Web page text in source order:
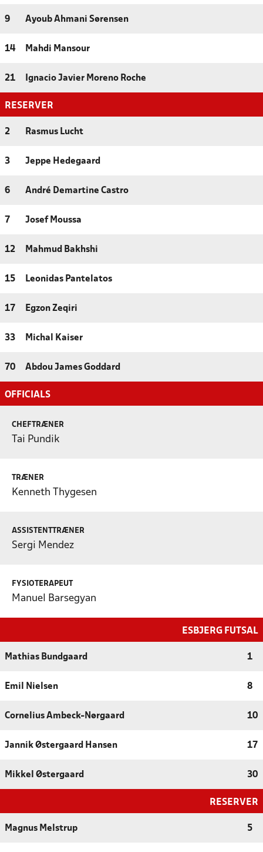
9 Ayoub Ahmani Sørensen
14 Mahdi Mansour
21 Ignacio Javier Moreno Roche
RESERVER
2 Rasmus Lucht
3 Jeppe Hedegaard
6 André Demartine Castro
7 Josef Moussa
12 Mahmud Bakhshi
15 Leonidas Pantelatos
17 Egzon Zeqiri
33 Michal Kaiser
70 Abdou James Goddard
OFFICIALS
CHEFTRÆNER
Tai Pundik
TRÆNER
Kenneth Thygesen
ASSISTENTTRÆNER
Sergi Mendez
FYSIOTERAPEUT
Manuel Barsegyan
ESBJERG FUTSAL
Mathias Bundgaard 1
Emil Nielsen 8
Cornelius Ambeck-Nørgaard 10
Jannik Østergaard Hansen 17
Mikkel Østergaard 30
RESERVER
Magnus Melstrup 5